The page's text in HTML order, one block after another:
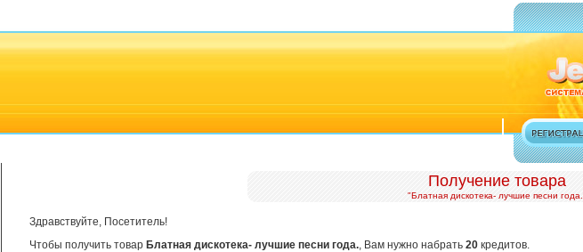
Получение товара
"Блатная дискотека- лучшие песни
Здравствуйте, Посетитель!
Чтобы получить товар Блатная дискотека- лучшие песни года., Вам нужно набрать 20 кредитов.